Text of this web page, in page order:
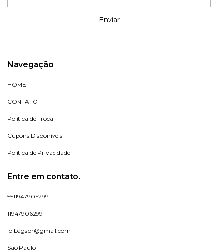
Navegação
HOME
CONTATO
Política de Troca
Cupons Disponíveis
Política de Privacidade
Entre em contato.
5511947906299
11947906299
loibagsbr@gmail.com
São Paulo